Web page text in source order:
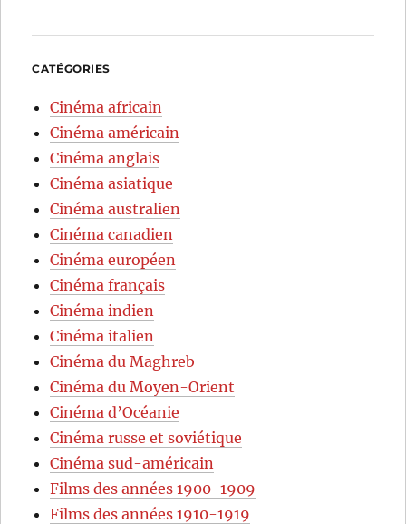
CATÉGORIES
Cinéma africain
Cinéma américain
Cinéma anglais
Cinéma asiatique
Cinéma australien
Cinéma canadien
Cinéma européen
Cinéma français
Cinéma indien
Cinéma italien
Cinéma du Maghreb
Cinéma du Moyen-Orient
Cinéma d’Océanie
Cinéma russe et soviétique
Cinéma sud-américain
Films des années 1900-1909
Films des années 1910-1919